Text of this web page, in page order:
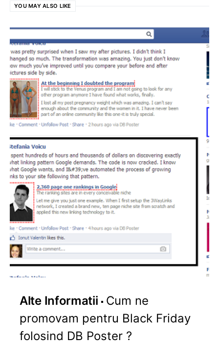
YOU MAY ALSO LIKE
Alte Informatii
Cum ne
promovam pentru Black Friday
folosind DB Poster ?